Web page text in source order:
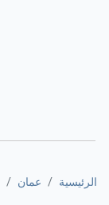
الرئيسية عمان